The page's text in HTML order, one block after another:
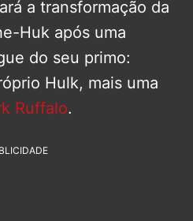
a transformação da
Huk após uma
do seu primo:
Hulk, mais uma
Ruffalo.